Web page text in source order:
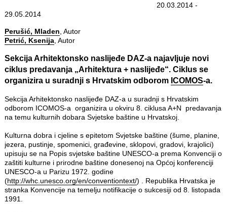
20.03.2014 -
29.05.2014
Perušić, Mladen , Autor
Petrić, Ksenija, Autor
SekcijaArhitektonsko naslijeđe DAZ-anajavljuje novi
ciklus predavanja „Arhitektura + naslijeđe“. Ciklus se
organizira u suradnji s Hrvatskim odborom ICOMOS-a.
Sekcija Arhitektonsko naslijeđe DAZ-a u suradnji s Hrvatskim
odborom ICOMOS-a organizira u okviru 8. ciklusa A+N predavanja
na temu kulturnih dobara Svjetske baštine u Hrvatskoj.
Kulturna dobra i cjeline s epitetom Svjetske baštine (šume, planine,
jezera, pustinje, spomenici, građevine, sklopovi, gradovi, krajolici)
upisuju se na Popis svjetske baštine UNESCO-a prema Konvenciji o
zaštiti kulturne i prirodne baštine donesenoj na Općoj konferenciji
UNESCO-a u Parizu 1972. godine
(http://whc.unesco.org/en/conventiontext/) . Republika Hrvatska je
stranka Konvencije na temelju notifikacije o sukcesiji od 8. listopada
1991.